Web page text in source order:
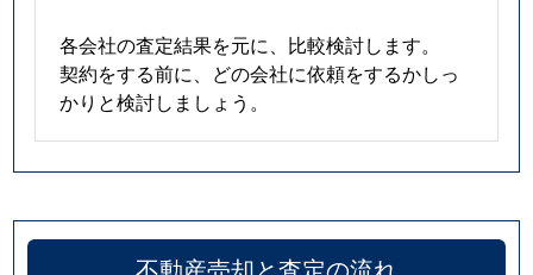
各会社の査定結果を元に、比較検討します。
契約をする前に、どの会社に依頼をするかしっ
かりと検討しましょう。
不動産売却と査定の流れ